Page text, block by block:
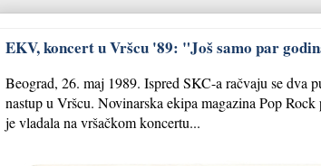
EKV, koncert u Vršcu '89: "Još samo par
Beograd, 26. maj 1989. Ispred SKC-a račvaju se dva
nastup u Vršcu. Novinarska ekipa magazina Pop
je vladala na vršačkom koncertu...